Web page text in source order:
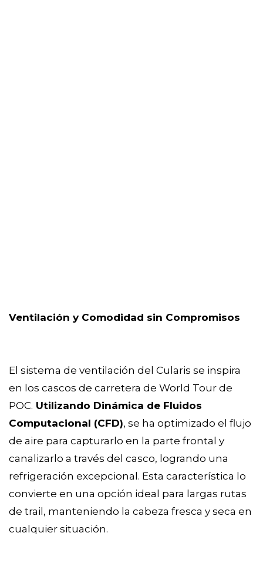
Ventilación y Comodidad sin Compromisos
El sistema de ventilación del Cularis se inspira
en los cascos de carretera de World Tour de
POC. Utilizando Dinámica de Fluidos
Computacional (CFD), se ha optimizado el flujo
de aire para capturarlo en la parte frontal y
canalizarlo a través del casco, logrando una
refrigeración excepcional. Esta característica lo
convierte en una opción ideal para largas rutas
de trail, manteniendo la cabeza fresca y seca en
cualquier situación.